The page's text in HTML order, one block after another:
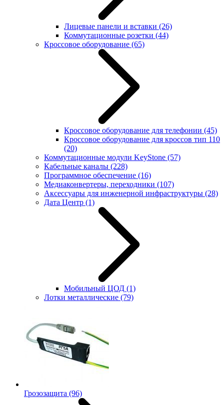
Лицевые панели и вставки (26)
Коммутационные розетки (44)
Кроссовое оборудование (65)
Кроссовое оборудование для телефонии (45)
Кроссовое оборудование для кроссов тип 110
(20)
Коммутационные модули KeyStone (57)
Кабельные каналы (228)
Программное обеспечение (16)
Медиаконвертеры, переходники (107)
Аксессуары для инженерной инфраструктуры (28)
Дата Центр (1)
Мобильный ЦОД (1)
Лотки металлические (79)
Грозозащита (96)